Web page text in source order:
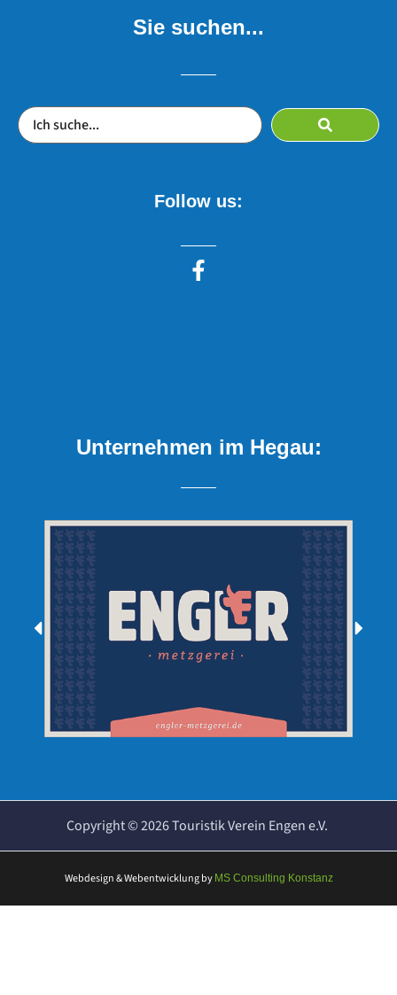
Sie suchen...
Follow us:
Unternehmen im Hegau:
Copyright ©2026Touristik Verein Engen e.V.
Webdesign & Webentwicklungby MS Consulting Konstanz